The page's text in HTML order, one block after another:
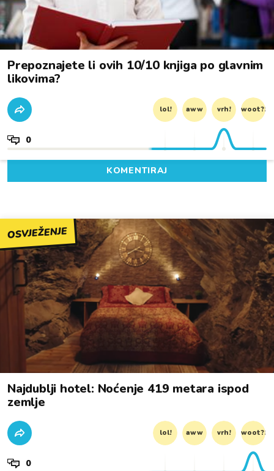
Prepoznajete li ovih 10/10 knjiga po glavnim
likovima?
lol! aww vrh! woot?!
0
KOMENTIRAJ
OSVJEŽENJE
Najdublji hotel: Noćenje 419 metara ispod
zemlje
lol! aww vrh! woot?!
0